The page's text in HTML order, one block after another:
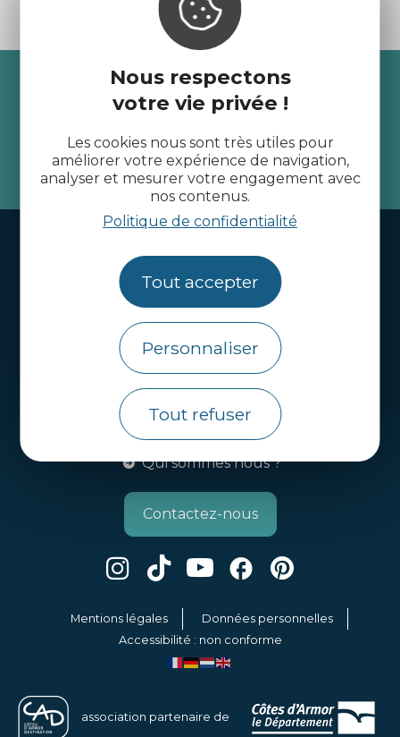
Nous respectons
votre vie privée !
Les cookies nous sont très utiles pour
améliorer votre expérience de navigation,
analyser et mesurer votre engagement avec
nos contenus.
Politique de confidentialité
Tout accepter
Personnaliser
Tout refuser
Recevez l’actualité des
Côtes d’Armor
je m'abonne
Webcams
Brochures
Infos pratiques
Côtes d’Armor Destination
Agence de Développement Touristique et
d’Attractivité des Côtes d’Armor.
Qui sommes nous ?
Contactez-nous
Mentions légales
Données personnelles
Accessibilité : non conforme
association partenaire de